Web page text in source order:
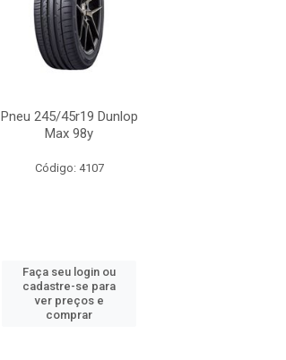
Pneu 245/45r19 Dunlop
Max 98y
Código: 4107
Faça seu login ou
cadastre-se para
ver preços e
comprar